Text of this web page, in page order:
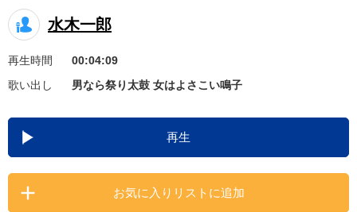
キャンペーン
お知らせ よくあるご質問
DAMの新曲・ランキングなど
カラオケ最新情報をチェック！
水木一郎
再生時間
00:04:09
歌い出し
男なら祭り太鼓 女はよさこい鳴子
再生
お気に入りリストに追加